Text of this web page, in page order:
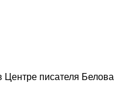
писателя Белова